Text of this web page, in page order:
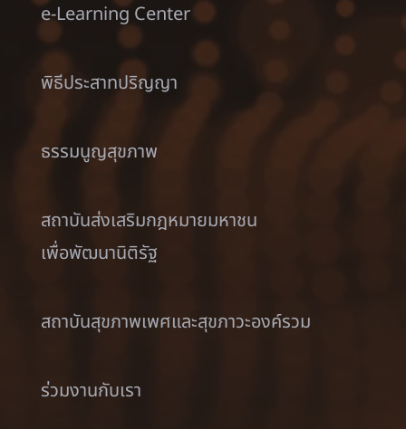
e-Learning Center
พิธีประสาทปริญญา
ธรรมนูญสุขภาพ
สถาบันส่งเสริมกฎหมายมหาชน
เพื่อพัฒนานิติรัฐ
สถาบันสุขภาพเพศและสุขภาวะองค์รวม
ร่วมงานกับเรา